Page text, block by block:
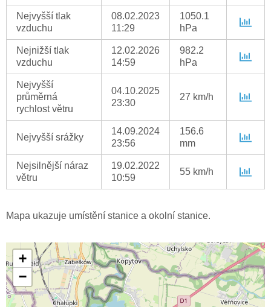
Nejvyšší tlak
vzduchu
08.02.2023
11:29
1050.1
hPa
Nejnižší tlak
vzduchu
12.02.2026
14:59
982.2
hPa
Nejvyšší
průměrná
rychlost větru
04.10.2025
23:30
27 km/h
Nejvyšší srážky
14.09.2024
23:56
156.6
mm
Nejsilnější náraz
větru
19.02.2022
10:59
55 km/h
Mapa ukazuje umístění stanice a okolní stanice.
+
−